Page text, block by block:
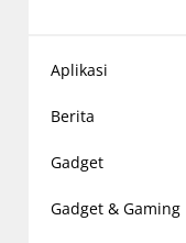
Aplikasi
Berita
Gadget
Gadget & Gaming